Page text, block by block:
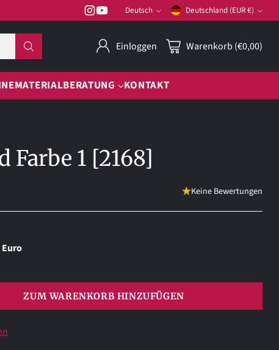
Sprache
Deutsch Währung Deutschland (EUR €)
Einloggen Warenkorb (€0,00)
MATERIALBERATUNG KONTAKT
Farbe 1 [2168]
Keine Bewertungen
Euro
ZUM WARENKORB HINZUFÜGEN